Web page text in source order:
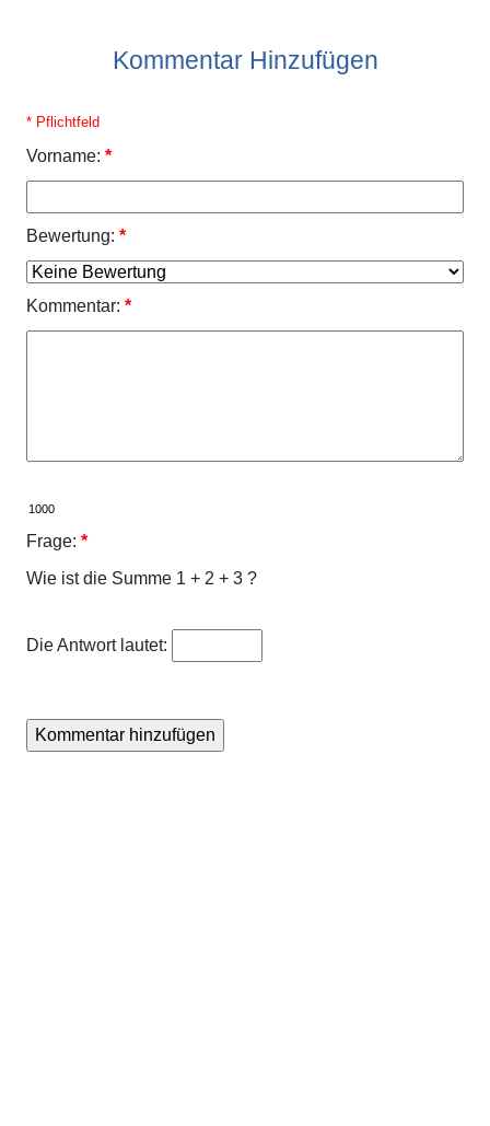
Kommentar Hinzufügen
* Pflichtfeld
Vorname: *
Bewertung: *
Kommentar: *
Frage: *
Wie ist die Summe 1 + 2 + 3 ?
Die Antwort lautet: